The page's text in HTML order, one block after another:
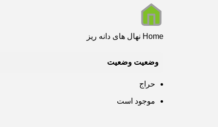
Home نهال های دانه ریز
وضعیت وضعیت
حراج
موجود است